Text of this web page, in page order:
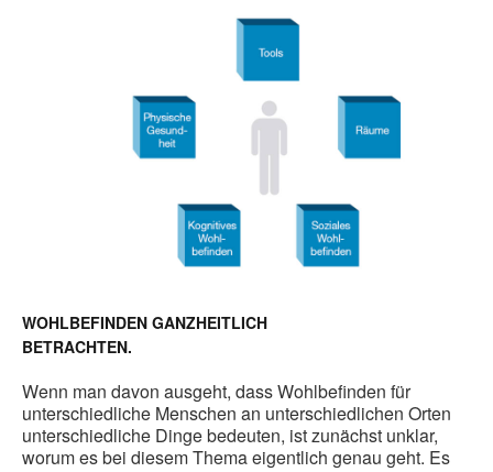
WOHLBEFINDEN GANZHEITLICH
BETRACHTEN.
Wenn man davon ausgeht, dass Wohlbefinden für
unterschiedliche Menschen an unterschiedlichen Orten
unterschiedliche Dinge bedeuten, ist zunächst unklar,
worum es bei diesem Thema eigentlich genau geht. Es